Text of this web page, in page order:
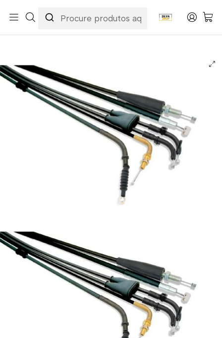
Acessórios & Personalização
Cabos
Cabos de Embraiagem
Cabo de Embraiagem Yamaha YZ 125